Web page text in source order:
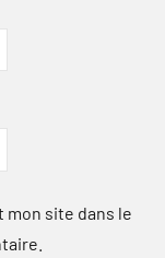
mon site dans le